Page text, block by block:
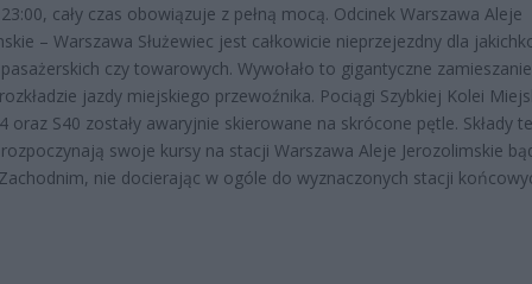
cały czas obowiązuje z pełną mocą. Odcinek Warszawa Aleje
– Warszawa Służewiec jest całkowicie nieprzejezdny dla
czy towarowych. Wywołało to gigantyczne
jazdy miejskiego przewoźnika. Pociągi Szybkiej Kolei
oraz S40 zostały awaryjnie skierowane na skrócone pętle. Składy te
swoje kursy na stacji Warszawa Aleje Jerozolimskie
nie docierając w ogóle do wyznaczonych stacji